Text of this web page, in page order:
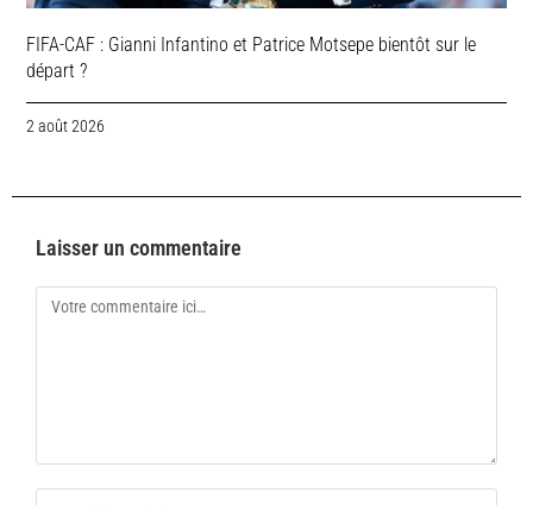
FIFA-CAF : Gianni Infantino et Patrice Motsepe bientôt sur le
départ ?
2 août 2026
Laisser un commentaire